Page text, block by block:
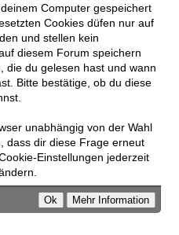
Computer gespeichert
Cookies düfen nur auf
und stellen kein
diesem Forum speichern
die du gelesen hast und wann
Bitte bestätige, ob du diese
unabhängig von der Wahl
dass dir diese Frage erneut
Einstellungen jederzeit